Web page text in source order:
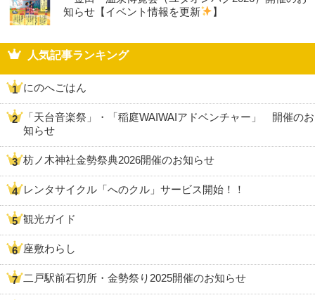
知らせ【イベント情報を更新
】
人気記事ランキング
にのへごはん
「天台音楽祭」・「稲庭WAIWAIアドベンチャー」 開催のお
知らせ
枋ノ木神社金勢祭典2026開催のお知らせ
レンタサイクル「へのクル」サービス開始！！
観光ガイド
座敷わらし
二戸駅前石切所・金勢祭り2025開催のお知らせ